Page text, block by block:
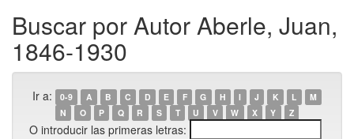
Buscar por Autor Aberle, Juan,
1846-1930
Ir a: 0-9 A B C D E F G H I J K L
M
N
O P Q R S T U V W X Y Z
O introducir las primeras letras: